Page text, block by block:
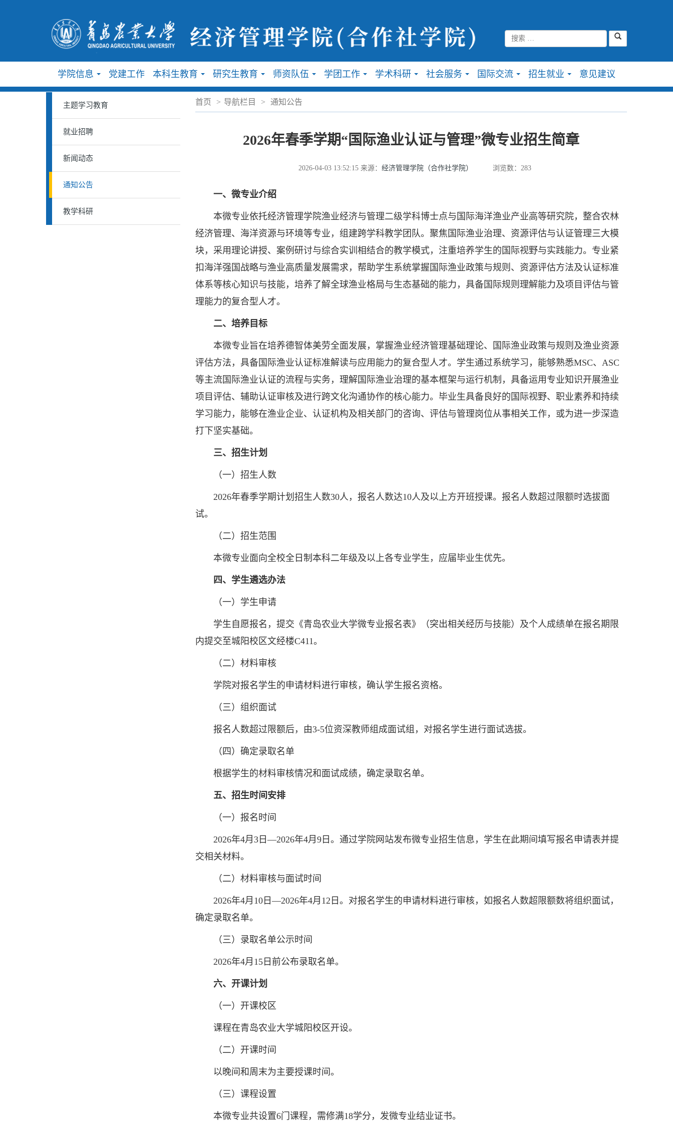
学院信息 党建工作 本科生教育 研究生教育 师资队伍 学团工作 学术科研 社会服务 国际交流 招生就业 意见建议
主题学习教育
就业招聘
新闻动态
通知公告
教学科研
首页 > 导航栏目 > 通知公告
2026年春季学期“国际渔业认证与管理”微专业招生简章
2026-04-03 13:52:15 来源：经济管理学院（合作社学院） 浏览数：283
一、微专业介绍
本微专业依托经济管理学院渔业经济与管理二级学科博士点与国际海洋渔业产业高等研究院，整合农林
经济管理、海洋资源与环境等专业，组建跨学科教学团队。聚焦国际渔业治理、资源评估与认证管理三大模
块，采用理论讲授、案例研讨与综合实训相结合的教学模式，注重培养学生的国际视野与实践能力。专业紧
扣海洋强国战略与渔业高质量发展需求，帮助学生系统掌握国际渔业政策与规则、资源评估方法及认证标准
体系等核心知识与技能，培养了解全球渔业格局与生态基础的能力，具备国际规则理解能力及项目评估与管
理能力的复合型人才。
二、培养目标
本微专业旨在培养德智体美劳全面发展，掌握渔业经济管理基础理论、国际渔业政策与规则及渔业资源
评估方法，具备国际渔业认证标准解读与应用能力的复合型人才。学生通过系统学习，能够熟悉MSC、ASC
等主流国际渔业认证的流程与实务，理解国际渔业治理的基本框架与运行机制，具备运用专业知识开展渔业
项目评估、辅助认证审核及进行跨文化沟通协作的核心能力。毕业生具备良好的国际视野、职业素养和持续
学习能力，能够在渔业企业、认证机构及相关部门的咨询、评估与管理岗位从事相关工作，或为进一步深造
打下坚实基础。
三、招生计划
（一）招生人数
2026年春季学期计划招生人数30人，报名人数达10人及以上方开班授课。报名人数超过限额时选拔面
试。
（二）招生范围
本微专业面向全校全日制本科二年级及以上各专业学生，应届毕业生优先。
四、学生遴选办法
（一）学生申请
学生自愿报名，提交《青岛农业大学微专业报名表》（突出相关经历与技能）及个人成绩单在报名期限
内提交至城阳校区文经楼C411。
（二）材料审核
学院对报名学生的申请材料进行审核，确认学生报名资格。
（三）组织面试
报名人数超过限额后，由3-5位资深教师组成面试组，对报名学生进行面试选拔。
（四）确定录取名单
根据学生的材料审核情况和面试成绩，确定录取名单。
五、招生时间安排
（一）报名时间
2026年4月3日—2026年4月9日。通过学院网站发布微专业招生信息，学生在此期间填写报名申请表并提
交相关材料。
（二）材料审核与面试时间
2026年4月10日—2026年4月12日。对报名学生的申请材料进行审核，如报名人数超限额数将组织面试，
确定录取名单。
（三）录取名单公示时间
2026年4月15日前公布录取名单。
六、开课计划
（一）开课校区
课程在青岛农业大学城阳校区开设。
（二）开课时间
以晚间和周末为主要授课时间。
（三）课程设置
本微专业共设置6门课程，需修满18学分，发微专业结业证书。